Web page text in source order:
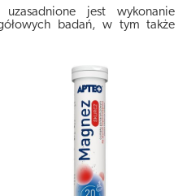
jest wykonanie
badań, w tym także